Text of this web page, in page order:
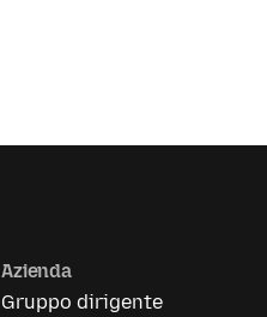
Azienda
Gruppo dirigente